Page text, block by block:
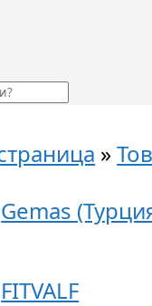
»
Gemas
FITVALF